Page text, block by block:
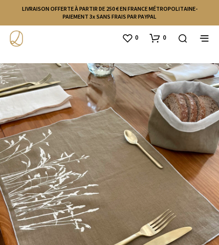
LIVRAISON OFFERTE À PARTIR DE 250 € EN FRANCE MÉTROPOLITAINE-
PAIEMENT 3x SANS FRAIS PAR PAYPAL
0 0